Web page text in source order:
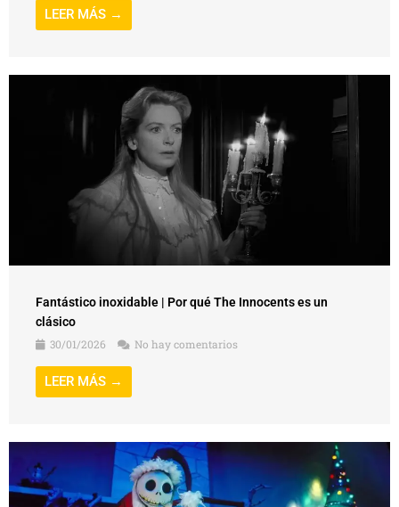
LEER MÁS →
Fantástico inoxidable | Por qué The Innocents es un
clásico
30/01/2026
No hay comentarios
LEER MÁS →